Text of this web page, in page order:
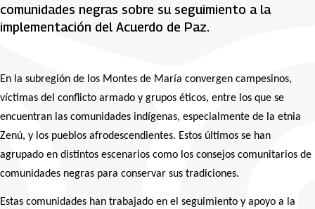
comunidades negras sobre su seguimiento a la
implementación del Acuerdo de Paz.
En la subregión de los Montes de María convergen campesinos,
víctimas del conflicto armado y grupos éticos, entre los que se
encuentran las comunidades indígenas, especialmente de la etnia
Zenú, y los pueblos afrodescendientes. Estos últimos se han
agrupado en distintos escenarios como los consejos comunitarios de
comunidades negras para conservar sus tradiciones.
Estas comunidades han trabajado en el seguimiento y apoyo a la